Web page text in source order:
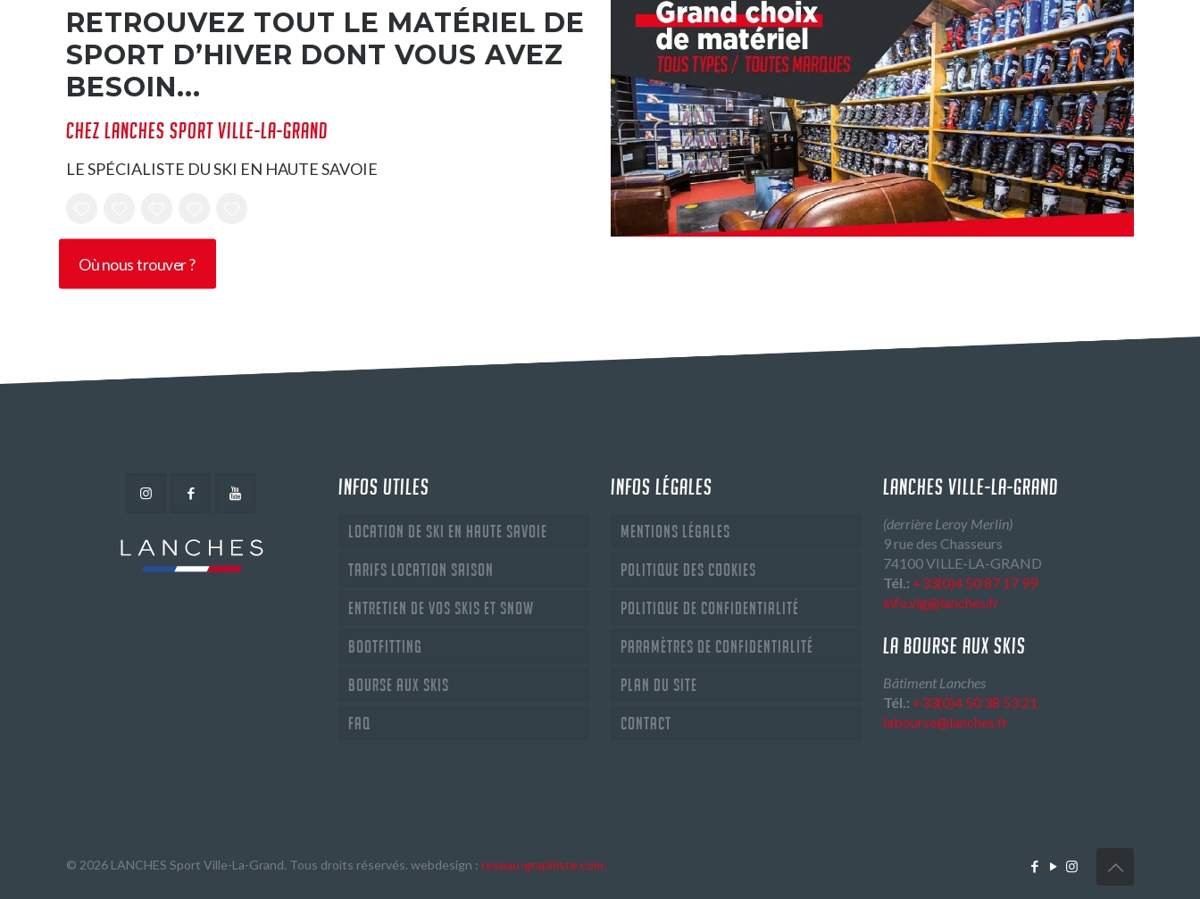
RETROUVEZ TOUT LE MATÉRIEL DE
SPORT D’HIVER DONT VOUS AVEZ
BESOIN...
CHEZ LANCHES SPORT VILLE-LA-GRAND
LE SPÉCIALISTE DU SKI EN HAUTE SAVOIE
Où nous trouver ?
INFOS UTILES
Location de ski en Haute Savoie
Tarifs location saison
Entretien de vos skis et snow
Bootfitting
Bourse aux skis
FAQ
INFOS LÉGALES
Mentions légales
Politique des cookies
Politique de confidentialité
Paramètres de confidentialité
Plan du site
Contact
LANCHES VILLE-LA-GRAND
(derrière Leroy Merlin)
9 rue des Chasseurs
74100 VILLE-LA-GRAND
Tél.: +33(0)4 50 87 17 99
info.vlg@lanches.fr
LA BOURSE AUX SKIS
Bâtiment Lanches
Tél.: +33(0)4 50 38 53 21
labourse@lanches.fr
© 2026 LANCHES Sport Ville-La-Grand. Tous droits réservés. webdesign : reseau-graphiste.com.